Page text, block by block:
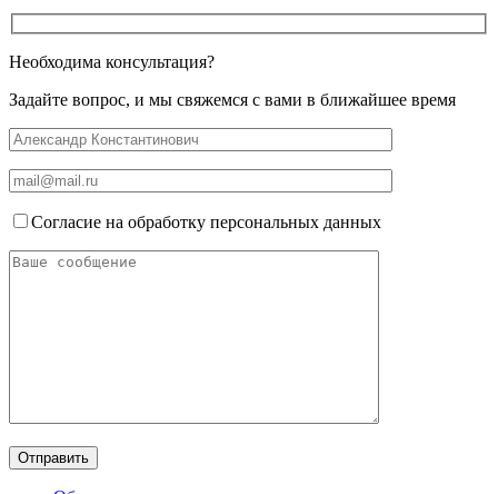
Необходима консультация?
Задайте вопрос, и мы свяжемся с вами в ближайшее время
Согласие на обработку персональных данных